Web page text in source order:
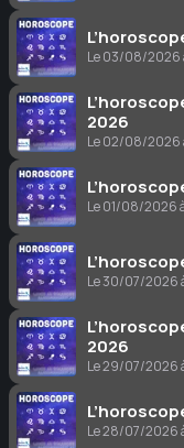
Le 03/08/2026
2026
Le 02/08/2026
Le 01/08/2026
Le 30/07/2026
2026
Le 29/07/2026
Le 28/07/2026